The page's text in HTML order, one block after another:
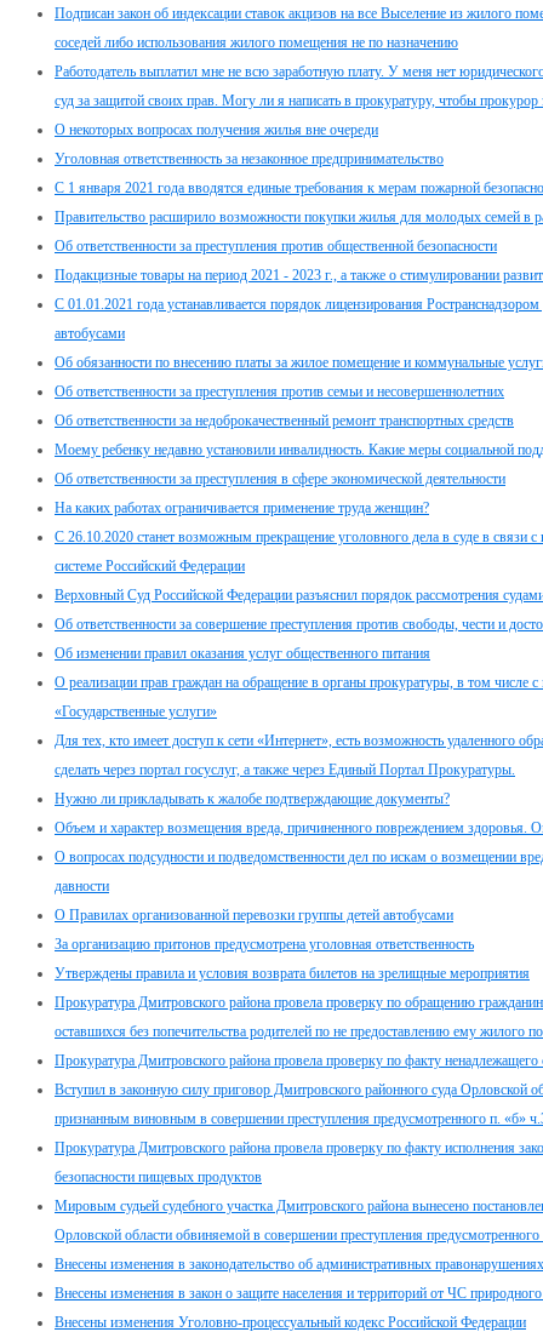
Подписан закон об индексации ставок акцизов на все Выселение из жилого
соседей либо использования жилого помещения не по назначению
Работодатель выплатил мне не всю заработную плату. У меня нет
суд за защитой своих прав. Могу ли я написать в прокуратуру, чтобы прокурор
О некоторых вопросах получения жилья вне очереди
Уголовная ответственность за незаконное предпринимательство
С 1 января 2021 года вводятся единые требования к мерам пожарной
Правительство расширило возможности покупки жилья для молодых семей в
Об ответственности за преступления против общественной безопасности
Подакцизные товары на период 2021 - 2023 г., а также о стимулировании
С 01.01.2021 года устанавливается порядок лицензирования
автобусами
Об обязанности по внесению платы за жилое помещение и коммунальные
Об ответственности за преступления против семьи и несовершеннолетних
Об ответственности за недоброкачественный ремонт транспортных средств
Моему ребенку недавно установили инвалидность. Какие меры социальной
Об ответственности за преступления в сфере экономической деятельности
На каких работах ограничивается применение труда женщин?
С 26.10.2020 станет возможным прекращение уголовного дела в суде в связи
системе Российский Федерации
Верховный Суд Российской Федерации разъяснил порядок рассмотрения
Об ответственности за совершение преступления против свободы, чести и
Об изменении правил оказания услуг общественного питания
О реализации прав граждан на обращение в органы прокуратуры, в том числе с
«Государственные услуги»
Для тех, кто имеет доступ к сети «Интернет», есть возможность удаленного
сделать через портал госуслуг, а также через Единый Портал Прокуратуры.
Нужно ли прикладывать к жалобе подтверждающие документы?
Объем и характер возмещения вреда, причиненного повреждением здоровья.
О вопросах подсудности и подведомственности дел по искам о возмещении
давности
О Правилах организованной перевозки группы детей автобусами
За организацию притонов предусмотрена уголовная ответственность
Утверждены правила и условия возврата билетов на зрелищные мероприятия
Прокуратура Дмитровского района провела проверку по обращению
оставшихся без попечительства родителей по не предоставлению ему жилого
Прокуратура Дмитровского района провела проверку по факту
Вступил в законную силу приговор Дмитровского районного суда Орловской
признанным виновным в совершении преступления предусмотренного п. «б»
Прокуратура Дмитровского района провела проверку по факту исполнения
безопасности пищевых продуктов
Мировым судьей судебного участка Дмитровского района вынесено
Орловской области обвиняемой в совершении преступления
Внесены изменения в законодательство об административных правонарушениях
Внесены изменения в закон о защите населения и территорий от ЧС природного
Внесены изменения Уголовно-процессуальный кодекс Российской Федерации